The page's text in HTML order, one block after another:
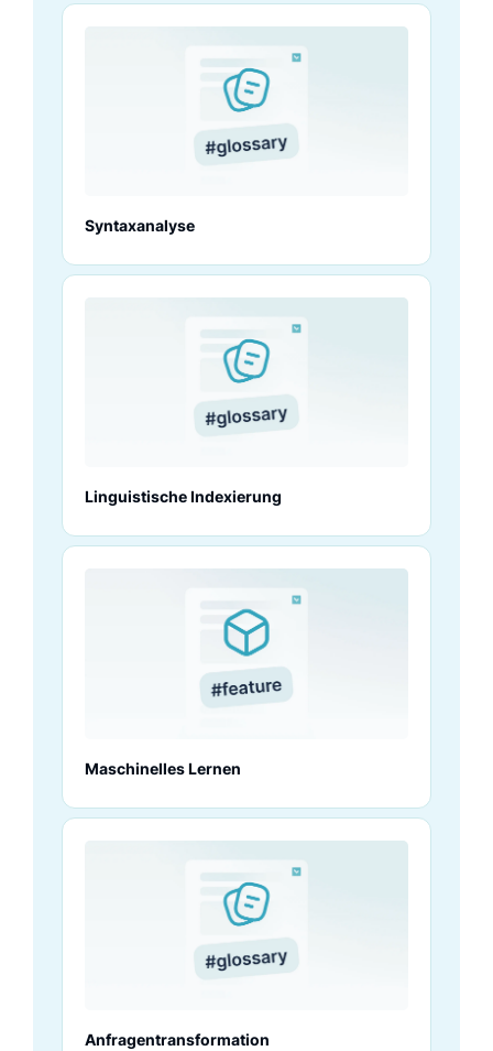
Syntaxanalyse
Linguistische Indexierung
Maschinelles Lernen
Anfragentransformation